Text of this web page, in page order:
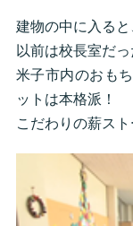
建物の中に入ると
以前は校長室だ
米子市内のおも
ットは本格派！
こだわりの薪スト